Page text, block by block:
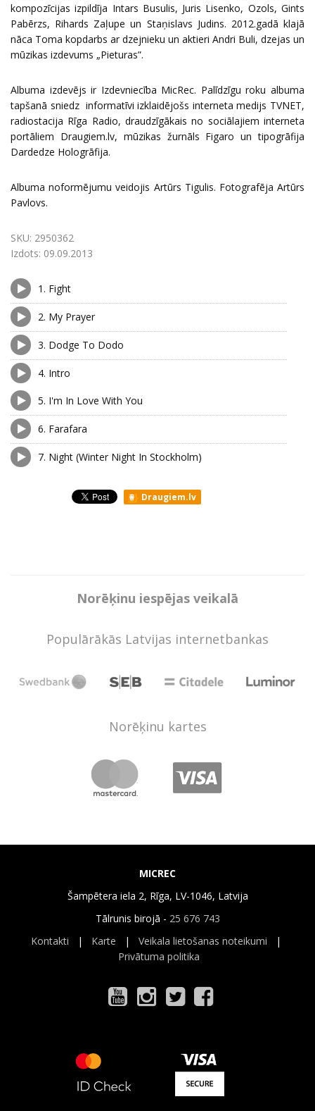
kompozīcijas izpildīja Intars Busulis, Juris Lisenko, Ozols, Gints
Pabērzs, Rihards Zaļupe un Staņislavs Judins. 2012.gadā klajā
nāca Toma kopdarbs ar dzejnieku un aktieri Andri Buli, dzejas un
mūzikas izdevums „Pieturas”.
Albuma izdevējs ir Izdevniecība MicRec. Palīdzīgu roku albuma
tapšanā sniedz informatīvi izklaidējošs interneta medijs TVNET,
radiostacija Rīga Radio, draudzīgākais no sociālajiem interneta
portāliem Draugiem.lv, mūzikas žurnāls Figaro un tipogrāfija
Dardedze Hologrāfija.
Albuma noformējumu veidojis Artūrs Tigulis. Fotografēja Artūrs
Pavlovs.
SKU: 2950362
Izdots: 09.09.2013
1. Fight
2. My Prayer
3. Dodge To Dodo
4. Intro
5. I'm In Love With You
6. Farafara
7. Night (Winter Night In Stockholm)
Draugiem.lv
Norēķinu iespējas veikalā
Populārākās Latvijas internetbankas
Norēķinu kartes
MICREC
Šampētera iela 2, Rīga, LV-1046, Latvija
Tālrunis birojā - 25 676 743
Kontakti | Karte | Veikala lietošanas noteikumi |
Privātuma politika